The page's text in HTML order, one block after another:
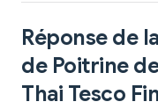
Réponse de
de Poitrine
Thai Tesco